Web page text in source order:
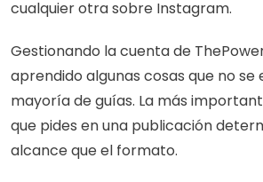
cualquier otra sobre Instagram.
Gestionando la cuenta de
aprendido algunas cosas que no se
mayoría de guías. La más
que pides en una publicación
alcance que el formato.